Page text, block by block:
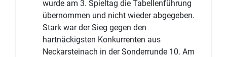
wurde am 3. Spieltag die Tabellenführung
übernommen und nicht wieder abgegeben.
Stark war der Sieg gegen den
hartnäckigsten Konkurrenten aus
Neckarsteinach in der Sonderrunde 10. Am